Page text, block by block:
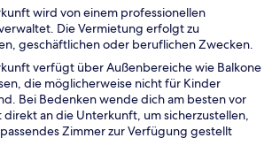
wird von einem professionellen
Die Vermietung erfolgt zu
geschäftlichen oder beruflichen Zwecken.
verfügt über Außenbereiche wie Balkone
die möglicherweise nicht für Kinder
Bei Bedenken wende dich am besten vor
an die Unterkunft, um sicherzustellen,
Zimmer zur Verfügung gestellt